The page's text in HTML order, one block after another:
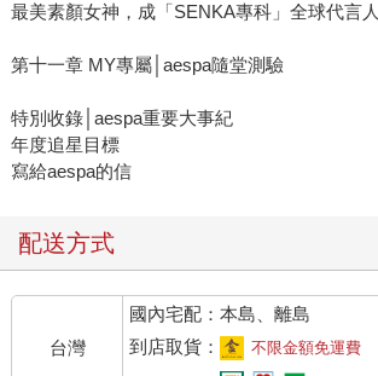
最美素顏女神，成「SENKA專科」全球代言人
第十一章 MY專屬│aespa隨堂測驗
特別收錄│aespa重要大事紀
年度追星目標
寫給aespa的信
配送方式
台灣
國內宅配：本島、離島
到店取貨：
不限金額免運費